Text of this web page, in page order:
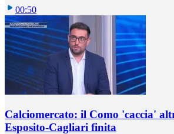
00:50
Calciomercato: il Como 'caccia'
Esposito-Cagliari finita